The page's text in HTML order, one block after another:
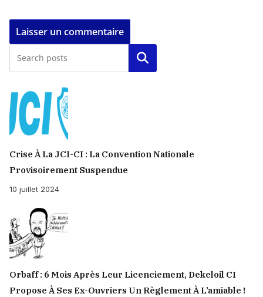
Rechercher
Crise À La JCI-CI : La Convention Nationale
Provisoirement Suspendue
10 juillet 2024
Orbaff : 6 Mois Après Leur Licenciement, Dekeloil CI
Propose À Ses Ex-Ouvriers Un Règlement À L’amiable !